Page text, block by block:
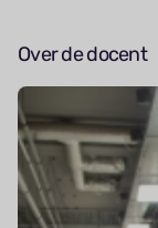
Over de docent